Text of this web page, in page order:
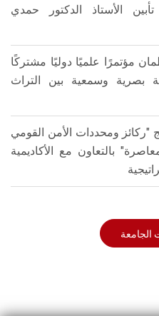
الأستاذ الدكتور حمدي
مؤتمرًا علميًا دوليًا مشتركًا
بصرية وسمعية بين التراث
ومحددات الأمن القومي
بالتعاون مع الأكاديمية
الجامعة